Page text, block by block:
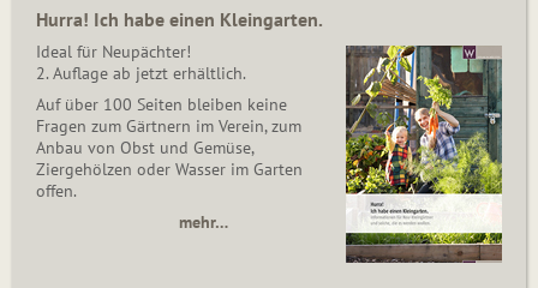
Hurra! Ich habe einen Kleingarten.
Ideal für Neupächter!
2. Auflage ab jetzt erhältlich.
Auf über 100 Seiten bleiben keine
Fragen zum Gärtnern im Verein, zum
Anbau von Obst und Gemüse,
Ziergehölzen oder Wasser im Garten
offen.
mehr…